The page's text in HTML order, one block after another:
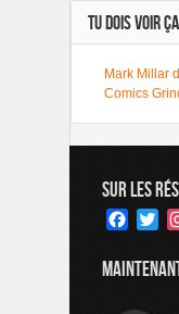
TU DOIS VOIR
Mark Millar
Comics
SUR LES